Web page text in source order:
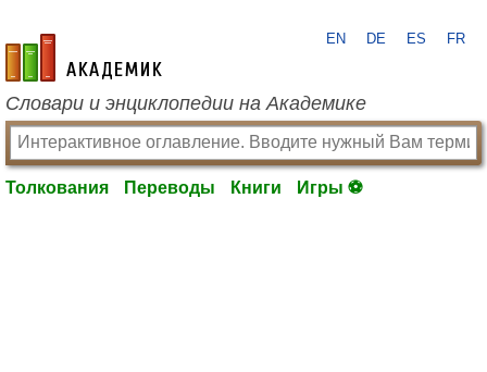
academic.ru
EN DE ES FR
Словари и энциклопедии на Академике
Толкования Переводы Книги Игры ⚽